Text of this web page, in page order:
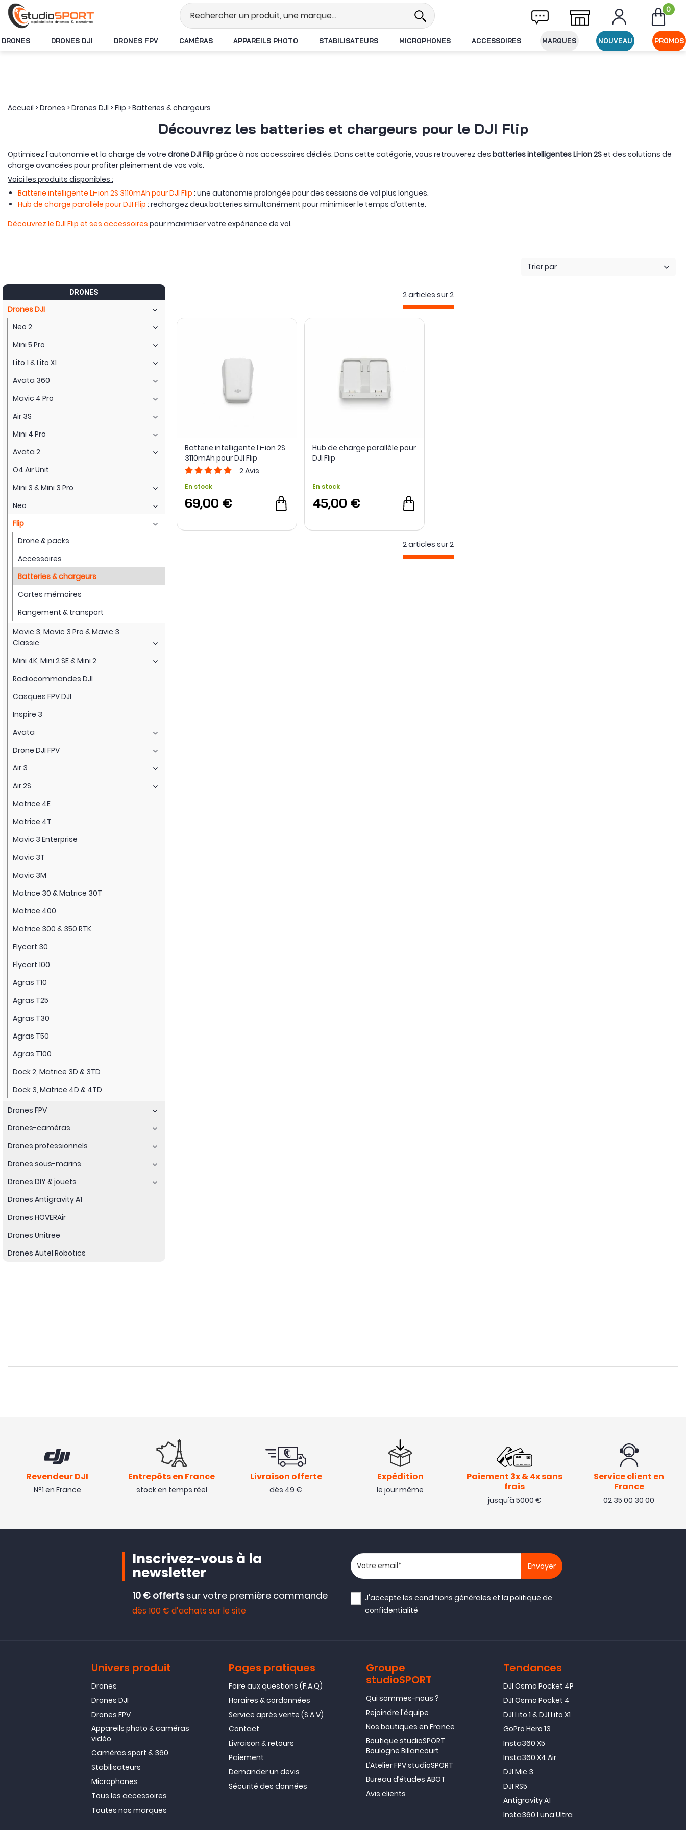
Stock en temps réel Livraison offerte dès 49€ d'achat 0
DRONES DRONES DJI DRONES FPV CAMÉRAS APPAREILS PHOTO STABILISATEURS MICROPHONES ACCESSOIRES MARQUES NOUVEAU PROMOS
Accueil >Drones >Drones DJI >Flip >Batteries & chargeurs
Découvrez les batteries et chargeurs pour le DJI Flip
Optimisez l'autonomie et la charge de votre drone DJI Flipgrâce à nos accessoires dédiés. Dans cette catégorie, vous retrouverez des batteries intelligentes Li-ion 2Set des solutions de
charge avancées pour profiter pleinement de vos vols.
Voici les produits disponibles :
Batterie intelligente Li-ion 2S 3110mAh pour DJI Flip : une autonomie prolongée pour des sessions de vol plus longues.
Hub de charge parallèle pour DJI Flip : rechargez deux batteries simultanément pour minimiser le temps d’attente.
Découvrez le DJI Flip et ses accessoires pour maximiser votre expérience de vol.
Trier par
DRONES
Drones DJI
Neo 2
Mini 5 Pro
Lito 1 & Lito X1
Avata 360
Mavic 4 Pro
Air 3S
Mini 4 Pro
Avata 2
O4 Air Unit
Mini 3 & Mini 3 Pro
Neo
Flip
Drone & packs
Accessoires
Batteries & chargeurs
Cartes mémoires
Rangement & transport
Mavic 3, Mavic 3 Pro & Mavic 3
Classic
Mini 4K, Mini 2 SE & Mini 2
Radiocommandes DJI
Casques FPV DJI
Inspire 3
Avata
Drone DJI FPV
Air 3
Air 2S
Matrice 4E
Matrice 4T
Mavic 3 Enterprise
Mavic 3T
Mavic 3M
Matrice 30 & Matrice 30T
Matrice 400
Matrice 300 & 350 RTK
Flycart 30
Flycart 100
Agras T10
Agras T25
Agras T30
Agras T50
Agras T100
Dock 2, Matrice 3D & 3TD
Dock 3, Matrice 4D & 4TD
Drones FPV
Drones-caméras
Drones professionnels
Drones sous-marins
Drones DIY & jouets
Drones Antigravity A1
Drones HOVERAir
Drones Unitree
Drones Autel Robotics
2 articles sur2
Batterie intelligente Li-ion 2S
3110mAh pour DJI Flip
2Avis
En stock
69,00 €
Hub de charge parallèle pour
DJI Flip
En stock
45,00 €
2 articles sur2
Revendeur DJI
N°1 en France
Entrepôts en France
stock en temps réel
Livraison offerte
dès 49 €
Expédition
le jour même
Paiement 3x & 4x sans
frais
jusqu'à 5000 €
Service client en
France
02 35 00 30 00
Inscrivez-vous à la
newsletter
10 € offerts sur votre première commande
dès 100 € d’achats sur le site
Votre adresse email
J'accepte lesconditions générales et lapolitique de
confidentialité
Univers produit
Drones
Drones DJI
Drones FPV
Appareils photo & caméras
vidéo
Caméras sport & 360
Stabilisateurs
Microphones
Tous les accessoires
Toutes nos marques
Pages pratiques
Foire aux questions (F.A.Q)
Horaires & cordonnées
Service après vente (S.A.V)
Contact
Livraison & retours
Paiement
Demander un devis
Sécurité des données
Groupe
studioSPORT
Qui sommes-nous ?
Rejoindre l'équipe
Nos boutiques en France
Boutique studioSPORT
Boulogne Billancourt
L’Atelier FPV studioSPORT
Bureau d’études ABOT
Avis clients
Tendances
DJI Osmo Pocket 4P
DJI Osmo Pocket 4
DJI Lito 1 & DJI Lito X1
GoPro Hero 13
Insta360 X5
Insta360 X4 Air
DJI Mic 3
DJI RS5
Antigravity A1
Insta360 Luna Ultra